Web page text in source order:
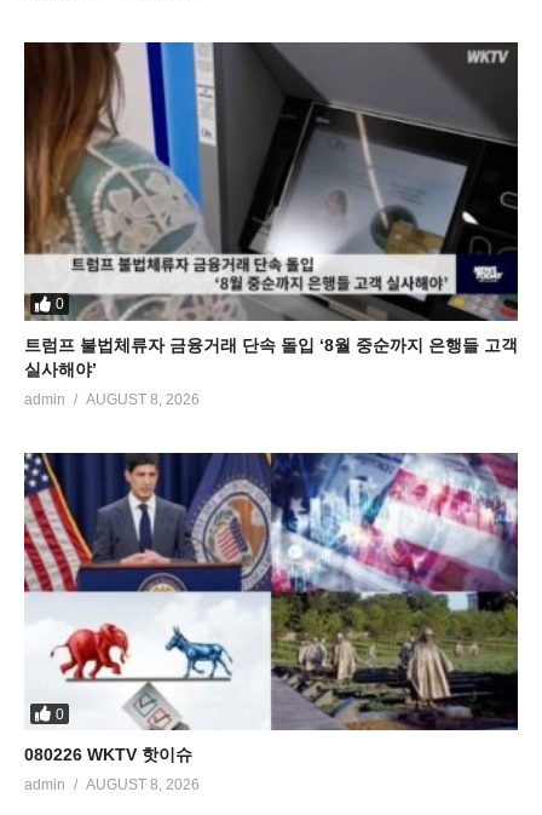
0
트럼프 불법체류자 금융거래 단속 돌입 ‘8월 중순까지 은행들 고객
실사해야’
admin AUGUST 8, 2026
0
080226 WKTV 핫이슈
admin AUGUST 8, 2026